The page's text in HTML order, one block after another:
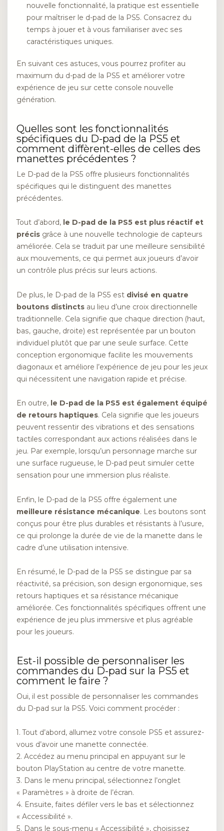
nouvelle fonctionnalité, la pratique est essentielle
pour maîtriser le d-pad de la PS5. Consacrez du
temps à jouer et à vous familiariser avec ses
caractéristiques uniques.
En suivant ces astuces, vous pourrez profiter au
maximum du d-pad de la PS5 et améliorer votre
expérience de jeu sur cette console nouvelle
génération.
Quelles sont les fonctionnalités
spécifiques du D-pad de la PS5 et
comment diffèrent-elles de celles des
manettes précédentes ?
Le D-pad de la PS5 offre plusieurs fonctionnalités
spécifiques qui le distinguent des manettes
précédentes.
Tout d’abord, le D-pad de la PS5 est plus réactif et
précis grâce à une nouvelle technologie de capteurs
améliorée. Cela se traduit par une meilleure sensibilité
aux mouvements, ce qui permet aux joueurs d’avoir
un contrôle plus précis sur leurs actions.
De plus, le D-pad de la PS5 est divisé en quatre
boutons distincts au lieu d’une croix directionnelle
traditionnelle. Cela signifie que chaque direction (haut,
bas, gauche, droite) est représentée par un bouton
individuel plutôt que par une seule surface. Cette
conception ergonomique facilite les mouvements
diagonaux et améliore l’expérience de jeu pour les jeux
qui nécessitent une navigation rapide et précise.
En outre, le D-pad de la PS5 est également équipé
de retours haptiques. Cela signifie que les joueurs
peuvent ressentir des vibrations et des sensations
tactiles correspondant aux actions réalisées dans le
jeu. Par exemple, lorsqu’un personnage marche sur
une surface rugueuse, le D-pad peut simuler cette
sensation pour une immersion plus réaliste.
Enfin, le D-pad de la PS5 offre également une
meilleure résistance mécanique. Les boutons sont
conçus pour être plus durables et résistants à l’usure,
ce qui prolonge la durée de vie de la manette dans le
cadre d’une utilisation intensive.
En résumé, le D-pad de la PS5 se distingue par sa
réactivité, sa précision, son design ergonomique, ses
retours haptiques et sa résistance mécanique
améliorée. Ces fonctionnalités spécifiques offrent une
expérience de jeu plus immersive et plus agréable
pour les joueurs.
Est-il possible de personnaliser les
commandes du D-pad sur la PS5 et
comment le faire ?
Oui, il est possible de personnaliser les commandes
du D-pad sur la PS5. Voici comment procéder :
1. Tout d’abord, allumez votre console PS5 et assurez-
vous d’avoir une manette connectée.
2. Accédez au menu principal en appuyant sur le
bouton PlayStation au centre de votre manette.
3. Dans le menu principal, sélectionnez l’onglet
« Paramètres » à droite de l’écran.
4. Ensuite, faites défiler vers le bas et sélectionnez
« Accessibilité ».
5. Dans le sous-menu « Accessibilité », choisissez